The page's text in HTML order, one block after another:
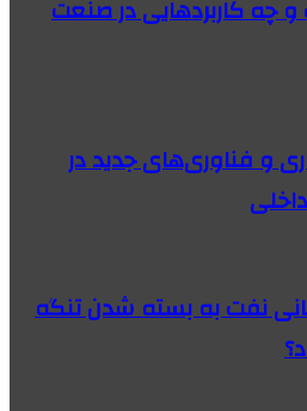
چه کاربردهایی در صنعت
و فناوری‌های جدید در
نفت به بسته شدن تنگه